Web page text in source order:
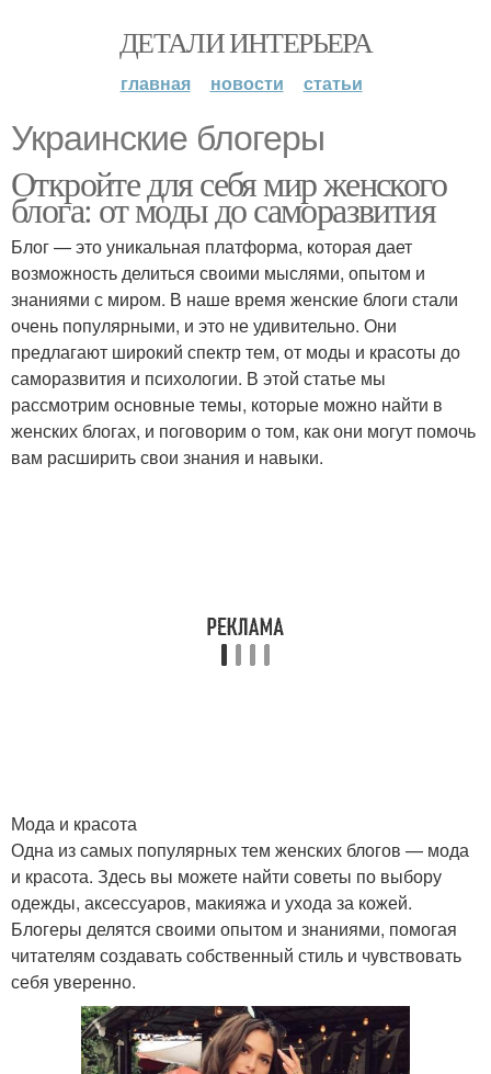
ДЕТАЛИ ИНТЕРЬЕРА
главная новости статьи
Украинские блогеры
Откройте для себя мир женского
блога: от моды до саморазвития
Блог — это уникальная платформа, которая дает
возможность делиться своими мыслями, опытом и
знаниями с миром. В наше время женские блоги стали
очень популярными, и это не удивительно. Они
предлагают широкий спектр тем, от моды и красоты до
саморазвития и психологии. В этой статье мы
рассмотрим основные темы, которые можно найти в
женских блогах, и поговорим о том, как они могут помочь
вам расширить свои знания и навыки.
Мода и красота
Одна из самых популярных тем женских блогов — мода
и красота. Здесь вы можете найти советы по выбору
одежды, аксессуаров, макияжа и ухода за кожей.
Блогеры делятся своими опытом и знаниями, помогая
читателям создавать собственный стиль и чувствовать
себя уверенно.